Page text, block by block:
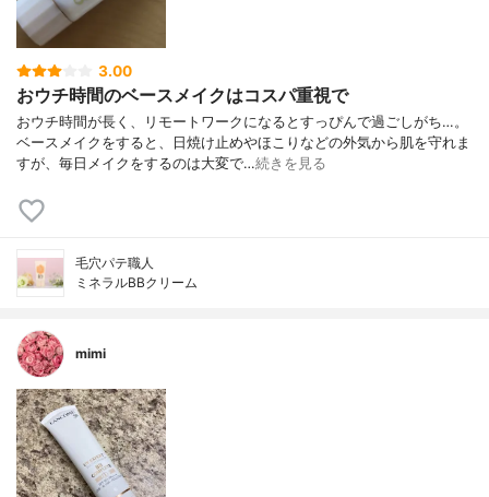
3.00
おウチ時間のベースメイクはコスパ重視で
おウチ時間が長く、リモートワークになるとすっぴんで過ごしがち…。
ベースメイクをすると、日焼け止めやほこりなどの外気から肌を守れま
すが、毎日メイクをするのは大変で…続きを見る
毛穴パテ職人
ミネラルBBクリーム
mimi